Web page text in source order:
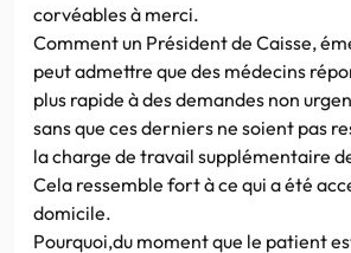
corvéables à merci.
Comment un Président de Caisse,
peut admettre que des médecins
plus rapide à des demandes non
sans que ces derniers ne soient pas
la charge de travail supplémentaire
Cela ressemble fort à ce qui a été
domicile.
Pourquoi,du moment que le patient